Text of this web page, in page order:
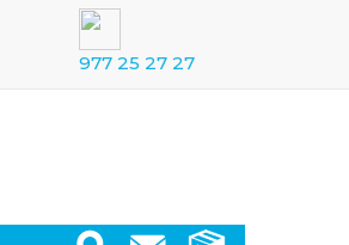
977 25 27 27